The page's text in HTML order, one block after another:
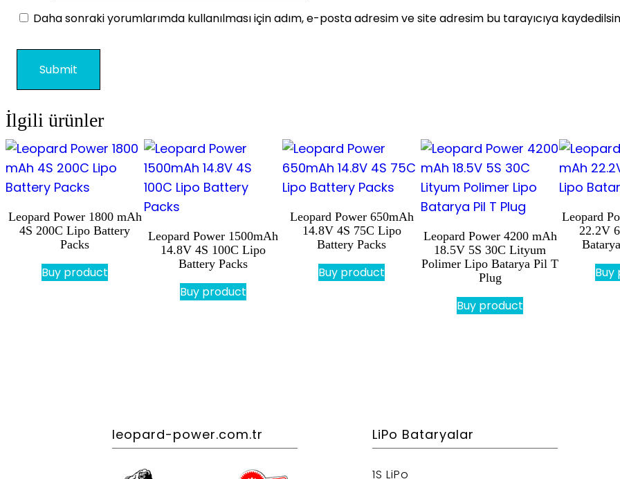
Daha sonraki yorumlarımda kullanılması için adım, e-posta adresim ve site adresim bu tarayıcıya
İlgili ürünler
Leopard Power 1800 mAh
4S 200C Lipo Battery
Packs
Buy product
Leopard Power 1500mAh
14.8V 4S 100C Lipo
Battery Packs
Buy product
Leopard Power 650mAh
14.8V 4S 75C Lipo
Battery Packs
Buy product
Leopard Power 4200 mAh
18.5V 5S 30C Lityum
Polimer Lipo Batarya Pil T
Plug
Buy product
Leopard
22.2V
leopard-power.com.tr LiPo Bataryalar
1S LiPo